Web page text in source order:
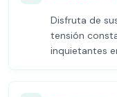
Disfruta de
tensión
inquietantes